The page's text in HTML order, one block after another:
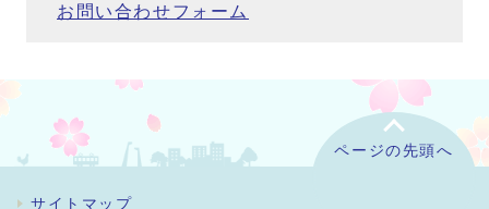
お問い合わせフォーム
ページの先頭へ
サイトマップ